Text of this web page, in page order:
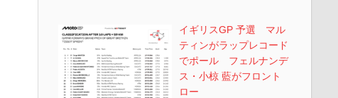
イギリスGP 予選 マル
ティンがラップレコード
でポール フェルナンデ
ス・小椋 藍がフロント
ロー